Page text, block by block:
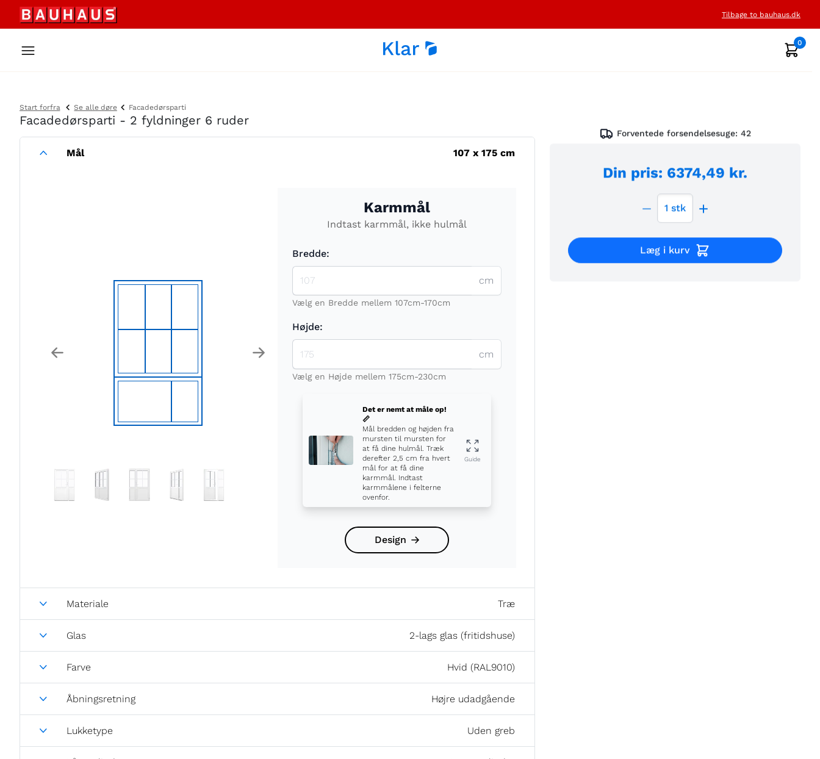
Tilbage to bauhaus.dk
0
Start forfra Se alle døre Facadedørsparti
Facadedørsparti - 2 fyldninger 6 ruder
Mål 107 x175 cm
Previous Next
Karmmål
Indtast karmmål, ikke hulmål
Bredde:
cm
Vælg en Bredde mellem 107cm-170cm
Højde:
cm
Vælg en Højde mellem 175cm-230cm
Det er nemt at måle op!
📏
Mål bredden og højden fra
mursten til mursten for
at få dine hulmål. Træk
derefter 2,5 cm fra hvert
mål for at få dine
karmmål. Indtast
karmmålene i felterne
ovenfor.
Guide
Design
Materiale Træ
Glas 2-lags glas (fritidshuse)
Farve Hvid (RAL9010)
Åbningsretning Højre udadgående
Lukketype Uden greb
Forventede forsendelsesuge: 42
Din pris: 6374,49 kr.
1 stk
Læg i kurv